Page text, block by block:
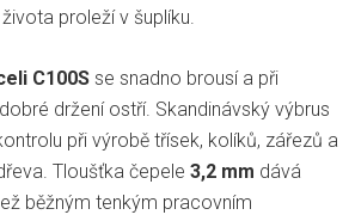
proleží v šuplíku.
C100S se snadno brousí a při
držení ostří. Skandinávský výbrus
při výrobě třísek, kolíků, zářezů a
Tloušťka čepele 3,2 mm dává
běžným tenkým pracovním